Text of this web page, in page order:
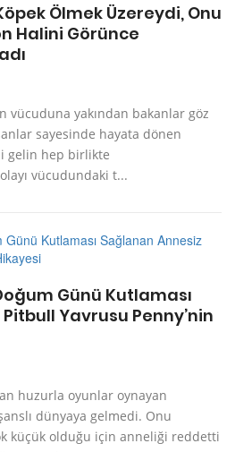
Ölmek Üzereydi, Onu
Halini Görünce
vücuduna yakından bakanlar göz
sayesinde hayata dönen
gelin hep birlikte
vücudundaki t...
Günü Kutlaması
Yavrusu Penny’nin
huzurla oyunlar oynayan
dünyaya gelmedi. Onu
küçük olduğu için anneliği reddetti